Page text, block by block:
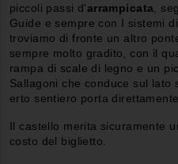
piccoli passi d'arrampicata ,
Guide e sempre con I sistemi
troviamo di fronte un altro
sempre molto gradito, con il
rampa di scale di legno e un
Sallagoni che conduce sul lato
erto sentiero porta
Il castello merita sicuramente
costo del biglietto.